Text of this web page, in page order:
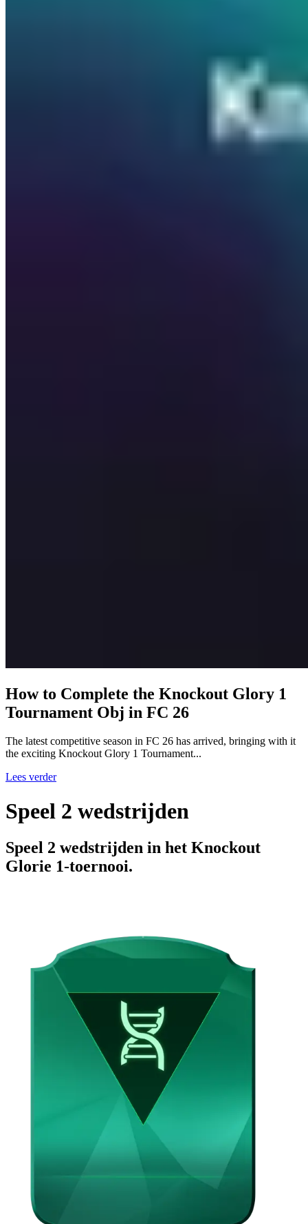
How to Complete the Knockout Glory 1
Tournament Obj in FC 26
The latest competitive season in FC 26 has arrived, bringing with it
the exciting Knockout Glory 1 Tournament...
Lees verder
Speel 2 wedstrijden
Speel 2 wedstrijden in het Knockout
Glorie 1-toernooi.